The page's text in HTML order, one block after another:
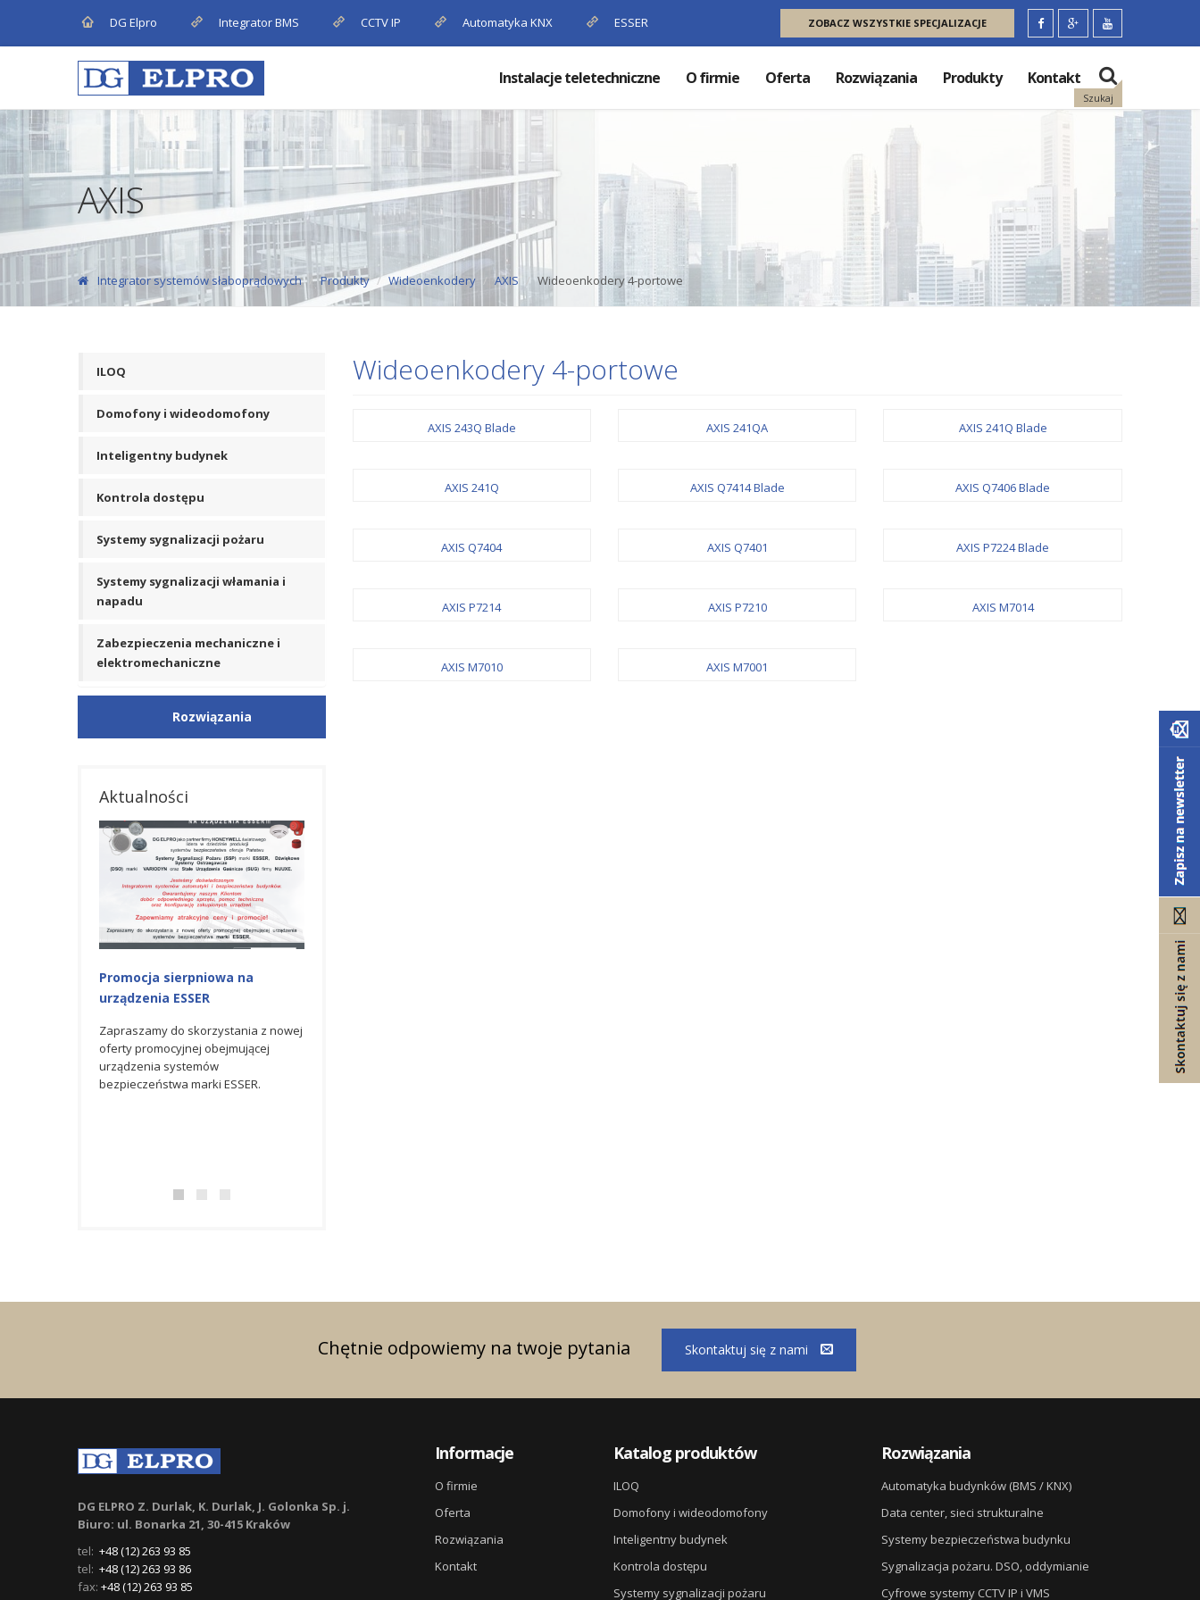
DG Elpro Integrator BMS CCTV IP Automatyka KNX ESSER ZOBACZ WSZYSTKIE SPECJALIZACJE
Szukaj
Instalacje teletechniczne O firmie Oferta Rozwiązania Produkty Kontakt
AXIS
Integrator systemów słaboprądowych Produkty Wideoenkodery AXIS Wideoenkodery 4-portowe
Wideoenkodery 4-portowe
AXIS 243Q Blade AXIS 241QA AXIS 241Q Blade
AXIS 241Q AXIS Q7414 Blade AXIS Q7406 Blade
AXIS Q7404 AXIS Q7401 AXIS P7224 Blade
AXIS P7214 AXIS P7210 AXIS M7014
AXIS M7010 AXIS M7001
ILOQ
Domofony i wideodomofony
Inteligentny budynek
Kontrola dostępu
Systemy sygnalizacji pożaru
Systemy sygnalizacji włamania i
napadu
Zabezpieczenia mechaniczne i
elektromechaniczne
Rozwiązania
Aktualności
Promocja sierpniowa na
urządzenia ESSER
Zapraszamy do skorzystania z nowej
oferty promocyjnej obejmującej
urządzenia systemów
bezpieczeństwa marki ESSER.
Chętnie odpowiemy na twoje pytania Skontaktuj się z nami
DG ELPRO Z. Durlak, K. Durlak, J. Golonka Sp. j.
Biuro: ul. Bonarka 21, 30-415 Kraków
tel: +48 (12) 263 93 85
tel: +48 (12) 263 93 86
fax: +48 (12) 263 93 85
Informacje
O firmie
Oferta
Rozwiązania
Kontakt
Katalog produktów
ILOQ
Domofony i wideodomofony
Inteligentny budynek
Kontrola dostępu
Systemy sygnalizacji pożaru
Rozwiązania
Automatyka budynków (BMS / KNX)
Data center, sieci strukturalne
Systemy bezpieczeństwa budynku
Sygnalizacja pożaru. DSO, oddymianie
Cyfrowe systemy CCTV IP i VMS